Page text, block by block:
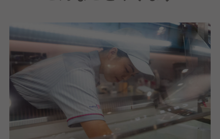
【当社ならではのうれしい福利厚生アリ】
ブランドに限らず、全店舗で利用できる社員割引制度
をご用意。
幅広いジャンルの店舗展開をしているので、プライベ
ートでお得なお買い物やお食事を楽しめますよ！